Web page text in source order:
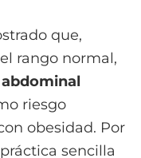
que,
rango normal,
riesgo
obesidad. Por
sencilla